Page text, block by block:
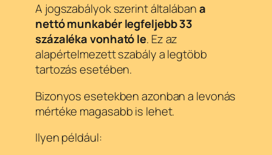
A jogszabályok szerint általábana
nettó munkabér legfeljebb 33
százaléka vonható le. Ez az
alapértelmezett szabály a legtöbb
tartozás esetében.
Bizonyos esetekben azonban a levonás
mértéke magasabb is lehet.
Ilyen például: